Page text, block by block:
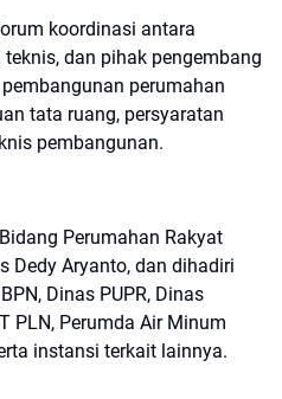
koordinasi antara
dan pihak pengembang
perumahan
tata ruang, persyaratan
pembangunan.
Perumahan Rakyat
Dedy Aryanto, dan dihadiri
Dinas PUPR, Dinas
PLN, Perumda Air Minum
instansi terkait lainnya.